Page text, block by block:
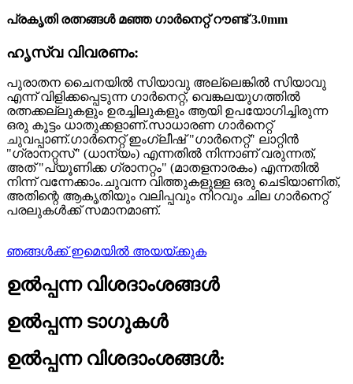
പ്രകൃതി രത്നങ്ങൾ മഞ്ഞ ഗാർനെറ്റ് റൗണ്ട് 3.0mm
ഹൃസ്വ വിവരണം:
പുരാതന ചൈനയിൽ സിയാവു അല്ലെങ്കിൽ സിയാവു
എന്ന് വിളിക്കപ്പെടുന്ന ഗാർനെറ്റ്, വെങ്കലയുഗത്തിൽ
രത്നക്കല്ലുകളും ഉരച്ചിലുകളും ആയി ഉപയോഗിച്ചിരുന്ന
ഒരു കൂട്ടം ധാതുക്കളാണ്.സാധാരണ ഗാർനെറ്റ്
ചുവപ്പാണ്.ഗാർനെറ്റ് ഇംഗ്ലീഷ് "ഗാർനെറ്റ്" ലാറ്റിൻ
"ഗ്രാനറ്റസ്" (ധാന്യം) എന്നതിൽ നിന്നാണ് വരുന്നത്,
അത് "പ്യൂണിക്ക ഗ്രാനറ്റം" (മാതളനാരകം) എന്നതിൽ
നിന്ന് വന്നേക്കാം.ചുവന്ന വിത്തുകളുള്ള ഒരു ചെടിയാണിത്,
അതിന്റെ ആകൃതിയും വലിപ്പവും നിറവും ചില ഗാർനെറ്റ്
പരലുകൾക്ക് സമാനമാണ്.
ഞങ്ങൾക്ക് ഇമെയിൽ അയയ്ക്കുക
ഉൽപ്പന്ന വിശദാംശങ്ങൾ
ഉൽപ്പന്ന ടാഗുകൾ
ഉൽപ്പന്ന വിശദാംശങ്ങൾ: